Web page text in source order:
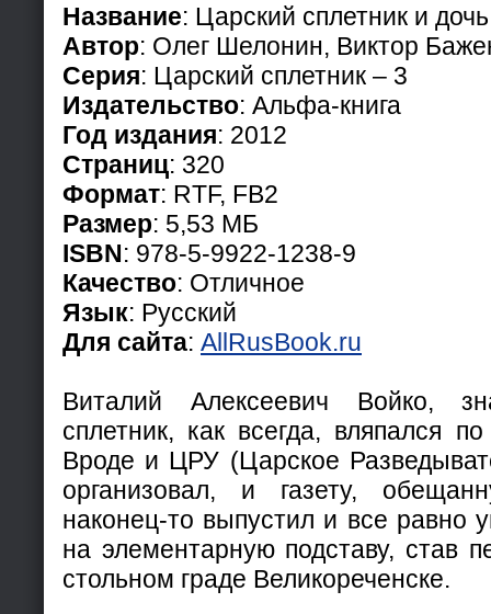
Название: Царский сплетник и
Автор: Олег Шелонин, Виктор
Серия: Царский сплетник – 3
Издательство: Альфа-книга
Год издания: 2012
Страниц: 320
Формат: RTF, FB2
Размер: 5,53 МБ
ISBN: 978-5-9922-1238-9
Качество: Отличное
Язык: Русский
Для сайта: AllRusBook.ru
Виталий Алексеевич Войко,
cплетник, как всегда, вляпался
Вроде и ЦРУ (Царское
организовал, и газету,
наконец-то выпустил и все равно
на элементарную подставу, став
стольном граде Великореченске.